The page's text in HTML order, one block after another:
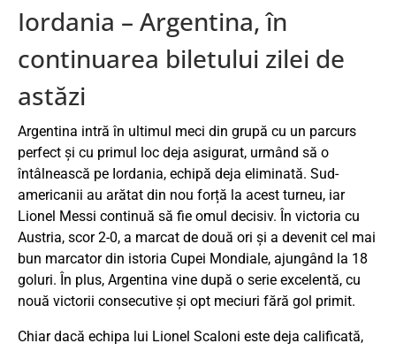
Iordania – Argentina, în
continuarea biletului zilei de
astăzi
Argentina intră în ultimul meci din grupă cu un parcurs
perfect și cu primul loc deja asigurat, urmând să o
întâlnească pe Iordania, echipă deja eliminată. Sud-
americanii au arătat din nou forță la acest turneu, iar
Lionel Messi continuă să fie omul decisiv. În victoria cu
Austria, scor 2-0, a marcat de două ori și a devenit cel mai
bun marcator din istoria Cupei Mondiale, ajungând la 18
goluri. În plus, Argentina vine după o serie excelentă, cu
nouă victorii consecutive și opt meciuri fără gol primit.
Chiar dacă echipa lui Lionel Scaloni este deja calificată,